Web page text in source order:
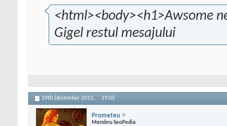
<html><body><h1>Awsome
Gigel restul mesajului
29th December 2011, 19:05
Prometeu
Membru SeoPedia